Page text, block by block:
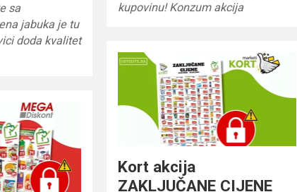
kupovinu! Konzum akcija
sa
jabuka je tu
doda kvalitet
Kort akcija
ZAKLJUČANE CIJENE